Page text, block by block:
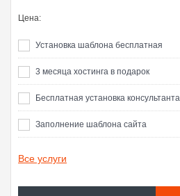
Цена:
Установка шаблона бесплатная
3 месяца хостинга в подарок
Бесплатная установка консультанта
Заполнение шаблона сайта
Все услуги